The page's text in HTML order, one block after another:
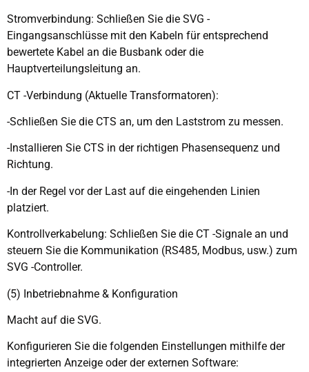
Stromverbindung: Schließen Sie die SVG -
Eingangsanschlüsse mit den Kabeln für entsprechend
bewertete Kabel an die Busbank oder die
Hauptverteilungsleitung an.
CT -Verbindung (Aktuelle Transformatoren):
-Schließen Sie die CTS an, um den Laststrom zu messen.
-Installieren Sie CTS in der richtigen Phasensequenz und
Richtung.
-In der Regel vor der Last auf die eingehenden Linien
platziert.
Kontrollverkabelung: Schließen Sie die CT -Signale an und
steuern Sie die Kommunikation (RS485, Modbus, usw.) zum
SVG -Controller.
(5) Inbetriebnahme & Konfiguration
Macht auf die SVG.
Konfigurieren Sie die folgenden Einstellungen mithilfe der
integrierten Anzeige oder der externen Software: